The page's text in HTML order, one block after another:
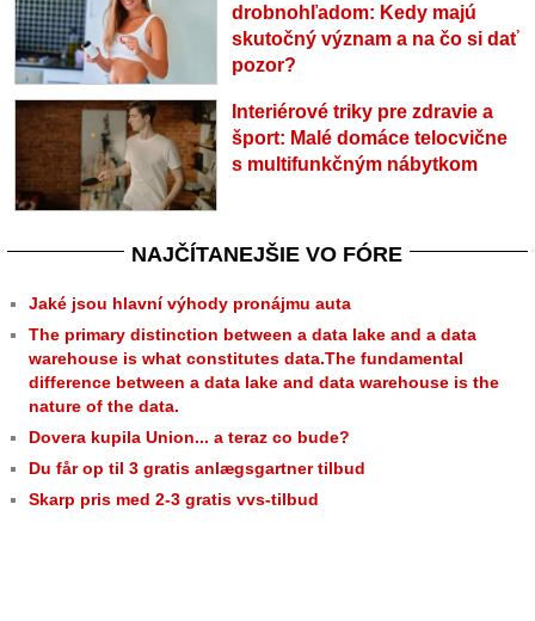
drobnohľadom: Kedy majú
skutočný význam a na čo si dať
pozor?
Interiérové triky pre zdravie a
šport: Malé domáce telocvične
s multifunkčným nábytkom
NAJČÍTANEJŠIE VO FÓRE
Jaké jsou hlavní výhody pronájmu auta
The primary distinction between a data lake and a data
warehouse is what constitutes data.The fundamental
difference between a data lake and data warehouse is the
nature of the data.
Dovera kupila Union... a teraz co bude?
Du får op til 3 gratis anlægsgartner tilbud
Skarp pris med 2-3 gratis vvs-tilbud